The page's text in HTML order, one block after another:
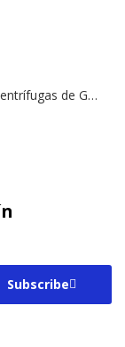
Bombas Centrífugas de Gran Caudal (Riego Tendido) SCF2 300T | 3,0 HP | 220 V.
Subscribe